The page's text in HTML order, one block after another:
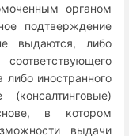
органом
подтверждение
выдаются, либо
либо иностранного
в котором
выдачи